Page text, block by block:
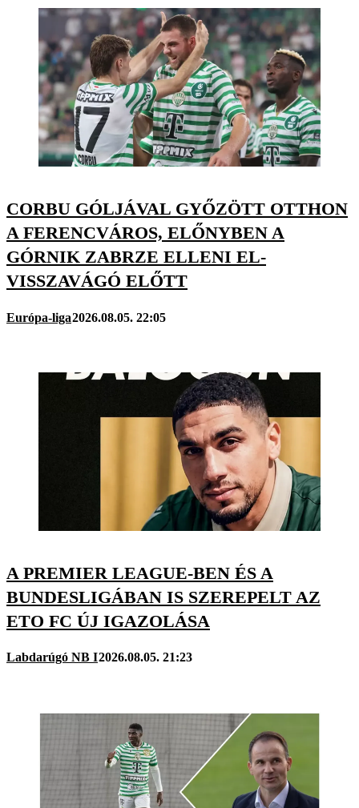
CORBU GÓLJÁVAL GYŐZÖTT OTTHON
A FERENCVÁROS, ELŐNYBEN A
GÓRNIK ZABRZE ELLENI EL-
VISSZAVÁGÓ ELŐTT
Európa-liga2026.08.05. 22:05
A PREMIER LEAGUE-BEN ÉS A
BUNDESLIGÁBAN IS SZEREPELT AZ
ETO FC ÚJ IGAZOLÁSA
Labdarúgó NB I2026.08.05. 21:23